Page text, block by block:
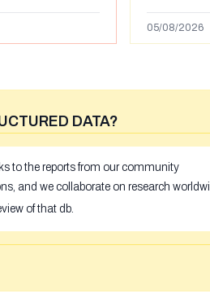
05/08/2026
DATA?
to the reports from our community
and we collaborate on research
of that db.